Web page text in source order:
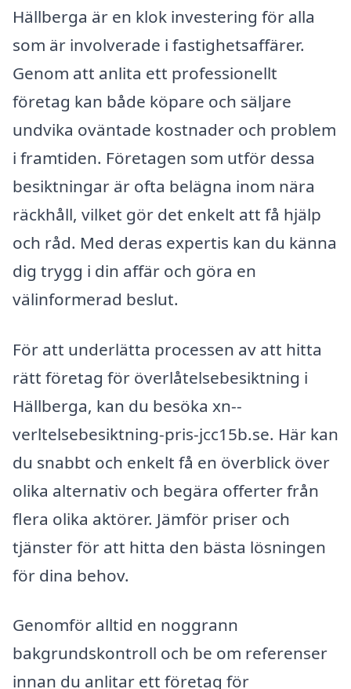
Hällberga är en klok investering för alla
som är involverade i fastighetsaffärer.
Genom att anlita ett professionellt
företag kan både köpare och säljare
undvika oväntade kostnader och problem
i framtiden. Företagen som utför dessa
besiktningar är ofta belägna inom nära
räckhåll, vilket gör det enkelt att få hjälp
och råd. Med deras expertis kan du känna
dig trygg i din affär och göra en
välinformerad beslut.
För att underlätta processen av att hitta
rätt företag för överlåtelsebesiktning i
Hällberga, kan du besöka xn--
verltelsebesiktning-pris-jcc15b.se. Här kan
du snabbt och enkelt få en överblick över
olika alternativ och begära offerter från
flera olika aktörer. Jämför priser och
tjänster för att hitta den bästa lösningen
för dina behov.
Genomför alltid en noggrann
bakgrundskontroll och be om referenser
innan du anlitar ett företag för